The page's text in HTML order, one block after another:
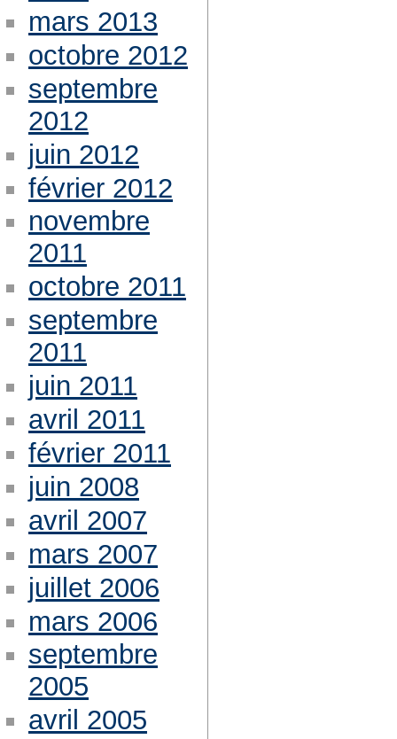
mars 2013
octobre 2012
septembre
2012
juin 2012
février 2012
novembre
2011
octobre 2011
septembre
2011
juin 2011
avril 2011
février 2011
juin 2008
avril 2007
mars 2007
juillet 2006
mars 2006
septembre
2005
avril 2005